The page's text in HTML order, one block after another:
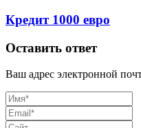
Кредит 1000 евро
Оставить ответ
Ваш адрес электронной